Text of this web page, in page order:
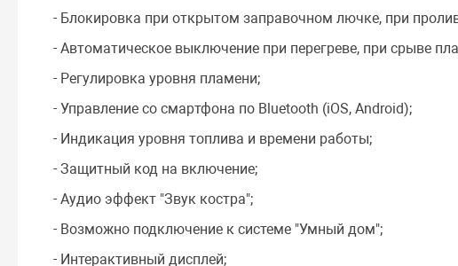
- Блокировка при открытом заправочном лючке, при
- Автоматическое выключение при перегреве, при срыве
- Регулировка уровня пламени;
- Управление со смартфона по Bluetooth (iOS, Android);
- Индикация уровня топлива и времени работы;
- Защитный код на включение;
- Аудио эффект "Звук костра";
- Возможно подключение к системе "Умный дом";
- Интерактивный дисплей;